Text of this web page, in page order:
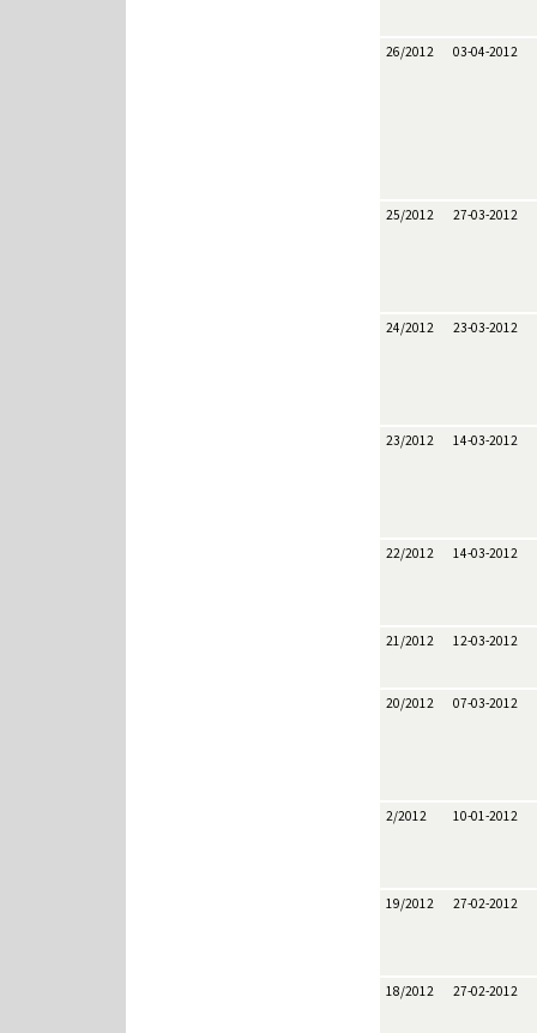
26/2012 03-04-2012
25/2012 27-03-2012
24/2012 23-03-2012
23/2012 14-03-2012
22/2012 14-03-2012
21/2012 12-03-2012
20/2012 07-03-2012
2/2012 10-01-2012
19/2012 27-02-2012
18/2012 27-02-2012